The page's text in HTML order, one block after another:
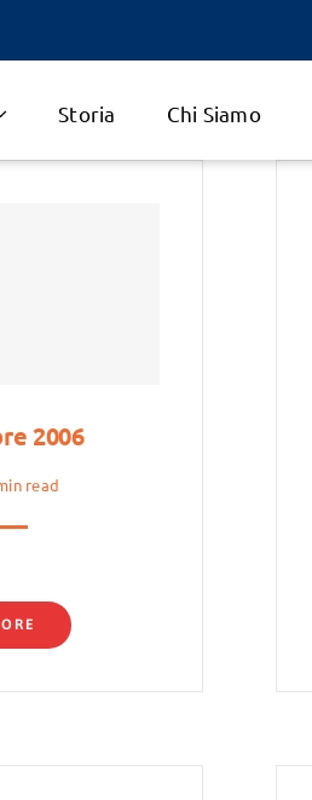
Storia Chi Siamo
2006
read